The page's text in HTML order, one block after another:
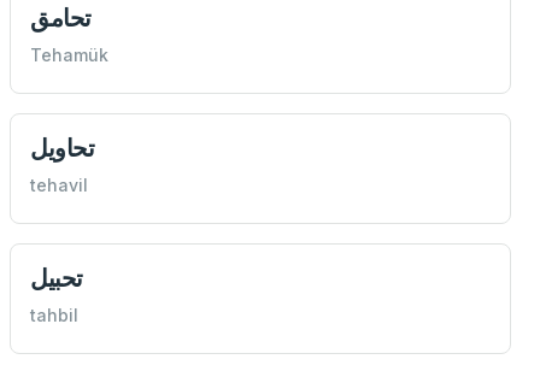
تحامق
Tehamük
تحاويل
tehavil
تحبيل
tahbil